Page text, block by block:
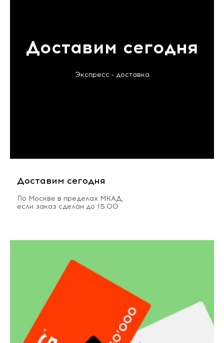
Доставим сегодня
Экспресс - доставка
Доставим сегодня
По Москве в пределах МКАД,
если заказ сделан до 15.00